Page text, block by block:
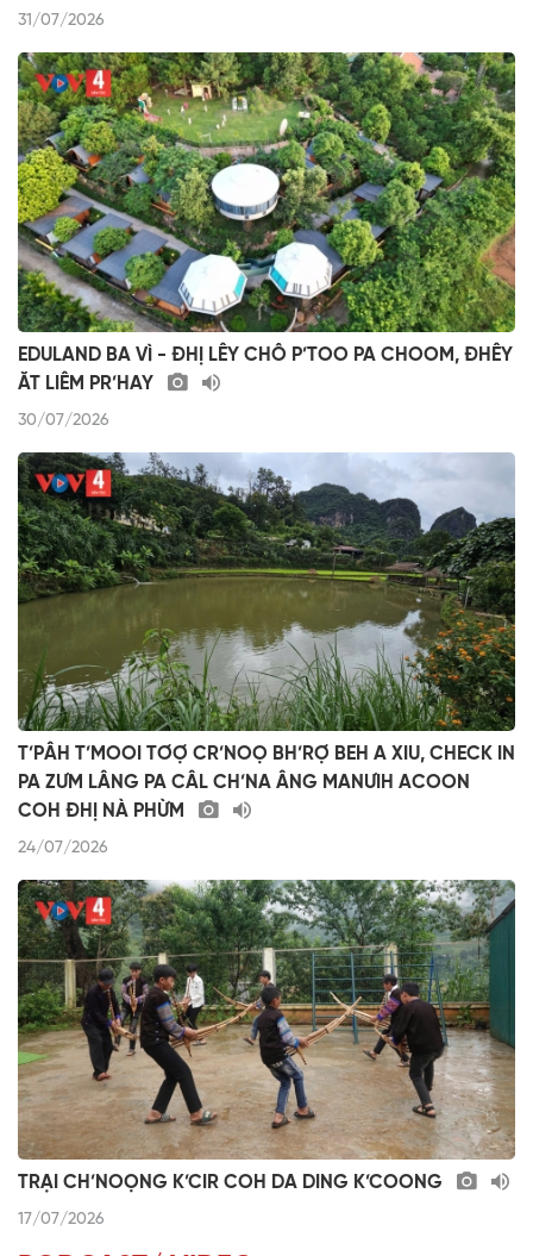
31/07/2026
EDULAND BA VÌ - ĐHỊ LÊY CHÔ P’TOO PA CHOOM, ĐHÊY
ĂT LIÊM PR’HAY
30/07/2026
T’PÂH T’MOOI TƠỢ CR’NOỌ BH’RỢ BEH A XIU, CHECK IN
PA ZƯM LÂNG PA CÂL CH’NA ÂNG MANƯIH ACOON
COH ĐHỊ NÀ PHỪM
24/07/2026
TRẠI CH’NOỌNG K’CIR COH DA DING K’COONG
17/07/2026